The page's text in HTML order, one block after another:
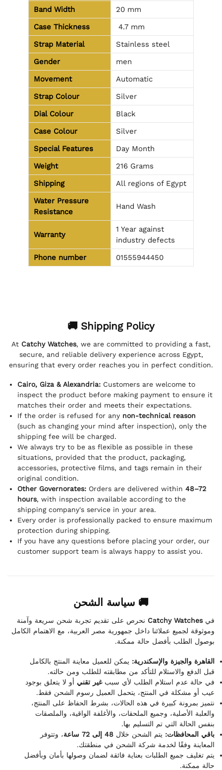
Band Width
20 mm
Case Thickness
4.7 mm
Strap Material
Stainless steel
Gender
men
Movement
Automatic
Strap Colour
Silver
Dial Colour
Black
Case Colour
Silver
Special Features
Day Month
Weight
216 Grams
Shipping
All regions of Egypt
Water Pressure
Resistance
Hand Wash
Warranty
1 Year against
industry defects
Phone number
01555944450
🚚 Shipping Policy
At Catchy Watches, we are committed to providing a fast,
secure, and reliable delivery experience across Egypt,
ensuring that every order reaches you in perfect condition.
Cairo, Giza & Alexandria: Customers are welcome to
inspect the product before making payment to ensure it
matches their order and meets their expectations.
If the order is refused for any non-technical reason
(such as changing your mind after inspection), only the
shipping fee will be charged.
We always try to be as flexible as possible in these
situations, provided that the product, packaging,
accessories, protective films, and tags remain in their
original condition.
Other Governorates: Orders are delivered within 48–72
hours, with inspection available according to the
shipping company's service in your area.
Every order is professionally packed to ensure maximum
protection during shipping.
If you have any questions before placing your order, our
customer support team is always happy to assist you.
🚚 سياسة الشحن
فيCatchy Watches نحرص على تقديم تجربة شحن سريعة وآمنة
وموثوقة لجميع عملائنا داخل جمهورية مصر العربية، مع الاهتمام الكامل
بوصول الطلب بأفضل حالة ممكنة.
القاهرة والجيزة والإسكندرية: يمكن للعميل معاينة المنتج بالكامل
قبل الدفع والاستلام للتأكد من مطابقته للطلب ومن حالته.
في حالة عدم استلام الطلب لأي سببغير تقني أو لا يتعلق بوجود
عيب أو مشكلة في المنتج، يتحمل العميل رسوم الشحن فقط.
نتميز بمرونة كبيرة في هذه الحالات، بشرط الحفاظ على المنتج،
والعلبة الأصلية، وجميع الملحقات، والأغلفة الواقية، والملصقات
بنفس الحالة التي تم التسليم بها.
باقي المحافظات: يتم الشحن خلال 48 إلى 72 ساعة
، وتتوفر
المعاينة وفقًا لخدمة شركة الشحن في منطقتك.
يتم تغليف جميع الطلبات بعناية فائقة لضمان وصولها بأمان وبأفضل
حالة ممكنة.